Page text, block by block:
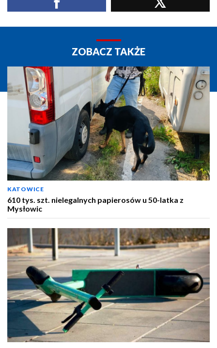
ZOBACZ TAKŻE
KATOWICE
610 tys. szt. nielegalnych papierosów u 50-latka z
Mysłowic